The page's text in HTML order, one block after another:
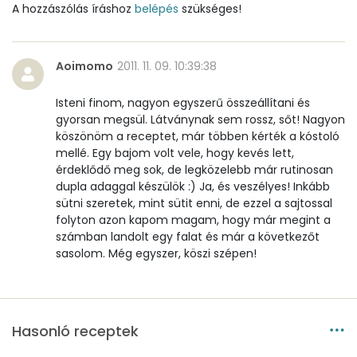
Réz
Mangán
1 mg
Szénhidrát
Összesen
104.4 g
Cukor
2 mg
Élelmi rost
A hozzászólás íráshoz belépés szükséges!
Aoimomo 2011. 11. 09. 10:39:38
Isteni finom, nagyon egyszerű összeállítani és
gyorsan megsül. Látványnak sem rossz, sőt! Nagyon
köszönöm a receptet, már többen kérték a kóstoló
mellé. Egy bajom volt vele, hogy kevés lett,
érdeklődő meg sok, de legközelebb már rutinosan
dupla adaggal készülök :) Ja, és veszélyes! Inkább
sütni szeretek, mint sütit enni, de ezzel a sajtossal
folyton azon kapom magam, hogy már megint a
számban landolt egy falat és már a következőt
sasolom. Még egyszer, köszi szépen!
Hasonló receptek